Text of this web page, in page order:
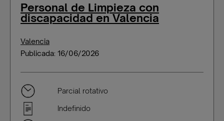
Personal de Limpieza con
discapacidad en Valencia
Valencia
Publicada: 16/06/2026
Parcial rotativo
Indefinido